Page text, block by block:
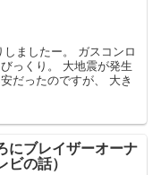
ましたー。 ガスコンロ
っくり。 大地震が発生
だったのですが、 大き
にブレイザーオーナ
ビの話）